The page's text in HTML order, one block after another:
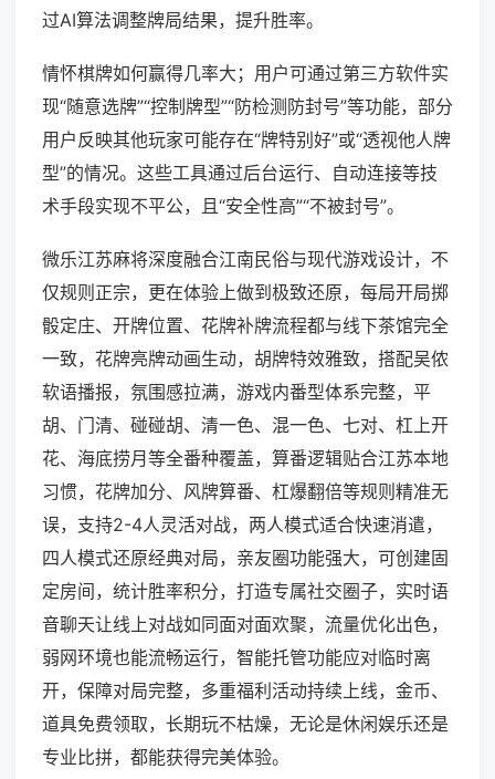
过AI算法调整牌局结果，提升胜率。
情怀棋牌如何赢得几率大；用户可通过第三方软件实
现“随意选牌”“控制牌型”“防检测防封号”等功能，部分
用户反映其他玩家可能存在“牌特别好”或“透视他人牌
型”的情况。这些工具通过后台运行、自动连接等技
术手段实现不平公，且“安全性高”“不被封号”。
微乐江苏麻将深度融合江南民俗与现代游戏设计，不
仅规则正宗，更在体验上做到极致还原，每局开局掷
骰定庄、开牌位置、花牌补牌流程都与线下茶馆完全
一致，花牌亮牌动画生动，胡牌特效雅致，搭配吴侬
软语播报，氛围感拉满，游戏内番型体系完整，平
胡、门清、碰碰胡、清一色、混一色、七对、杠上开
花、海底捞月等全番种覆盖，算番逻辑贴合江苏本地
习惯，花牌加分、风牌算番、杠爆翻倍等规则精准无
误，支持2-4人灵活对战，两人模式适合快速消遣，
四人模式还原经典对局，亲友圈功能强大，可创建固
定房间，统计胜率积分，打造专属社交圈子，实时语
音聊天让线上对战如同面对面欢聚，流量优化出色，
弱网环境也能流畅运行，智能托管功能应对临时离
开，保障对局完整，多重福利活动持续上线，金币、
道具免费领取，长期玩不枯燥，无论是休闲娱乐还是
专业比拼，都能获得完美体验。